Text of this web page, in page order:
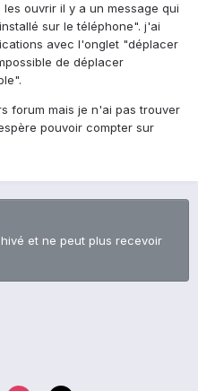
ouvrir il y a un message qui
sur le téléphone". j'ai
avec l'onglet "déplacer
de déplacer
forum mais je n'ai pas trouver
pouvoir compter sur
et ne peut plus recevoir